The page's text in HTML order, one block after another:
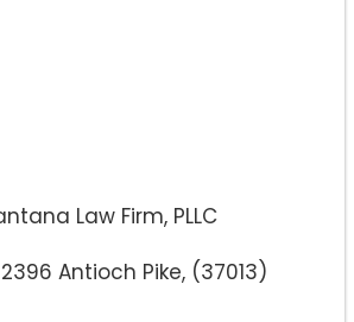
Law Firm, PLLC
2396 Antioch Pike, (37013)